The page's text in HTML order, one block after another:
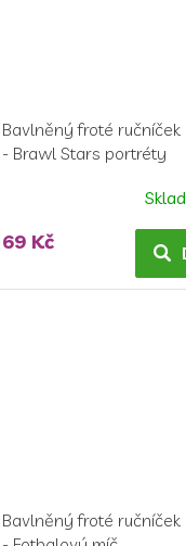
Bavlněný froté
- Brawl Stars portréty
produktu
5,0
69 Kč
Bavlněný froté